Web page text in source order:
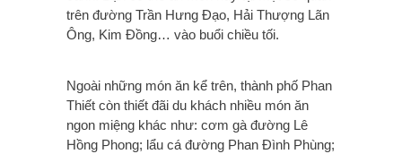
trên đường Trần Hưng Đạo, Hải Thượng Lãn
Ông, Kim Đồng… vào buổi chiều tối.
Ngoài những món ăn kể trên, thành phố Phan
Thiết còn thiết đãi du khách nhiều món ăn
ngon miệng khác như: cơm gà đường Lê
Hồng Phong; lẩu cá đường Phan Đình Phùng;